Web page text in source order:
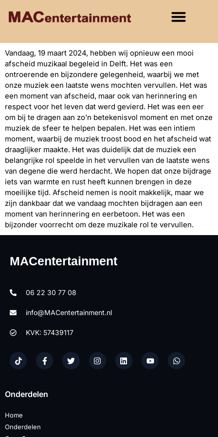
Vandaag, 19 maart 2024, hebben wij opnieuw een mooi
afscheid muzikaal begeleid in Delft. Het was een
ontroerende en bijzondere gelegenheid, waarbij we met
onze muziek een laatste wens mochten vervullen. Het was
een moment van afscheid, maar ook van herinnering en
respect voor het leven dat werd gevierd. Het was een eer
om bij te dragen aan zo’n betekenisvol moment en met onze
muziek de sfeer te helpen bepalen. Het was een intiem
moment, waarbij de muziek troost bood en het afscheid wat
draaglijker maakte. Het was duidelijk dat de muziek een
belangrijke rol speelde in het vervullen van de laatste wens
van degene die werd herdacht. We hopen dat onze bijdrage
iets van warmte en rust heeft kunnen brengen in deze
moeilijke tijd. Afscheid nemen is nooit makkelijk, maar we
zijn dankbaar dat we vandaag mochten bijdragen aan een
moment van herinnering en eerbetoon. Het was een
bijzonder voorrecht om deze muzikale rol te vervullen.
MACentertainment
06 22 30 77 08
info@MACentertainment.nl
KVK: 57439117
Onderdelen
Home
Onderdelen